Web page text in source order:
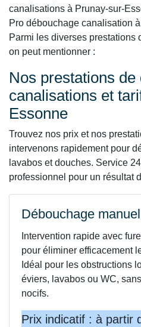
canalisations à Prunay-sur-
Pro débouchage canalisation
Parmi les diverses prestations
on peut mentionner :
Nos prestations de
canalisations et
Essonne
Trouvez nos prix et nos
intervenons rapidement pour
lavabos et douches. Service
professionnel pour un résultat
Débouchage manuel
Intervention rapide avec
pour éliminer efficacement
Idéal pour les obstructions
éviers, lavabos ou WC,
nocifs.
Prix indicatif : à partir